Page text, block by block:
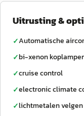
Uitrusting &
✓Automatische
✓bi-xenon
✓cruise control
✓electronic climate
✓lichtmetalen velgen